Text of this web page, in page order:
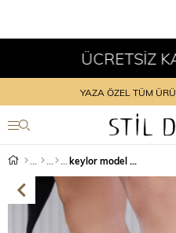
ÜCRETSİZ
YAZA ÖZEL TÜM
keylor model 5 cm topuklu yeni sezon uzun çizme SIY.SUET